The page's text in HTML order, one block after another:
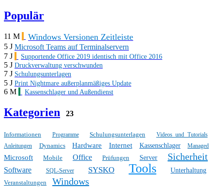
Populär
11 M Windows Versionen Zeitleiste
5 J Microsoft Teams auf Terminalservern
7 J
Supportende Office 2019 identisch mit Office 2016
5 J Druckverwaltung verschwunden
7 J Schulungsunterlagen
5 J Print Nightmare außerplanmäßiges Update
6 M Kassenschlager und Außendienst
Kategorien 23
Informationen Programme Schulungsunterlagen
Videos und Tutorials
Anleitungen
Dynamics Hardware Internet Kassenschlager Managed
Microsoft Mobile Office Prüfungen Server Sicherheit
Software SQL-Server SYSKO Tools
Unterhaltung
Veranstaltungen
Windows